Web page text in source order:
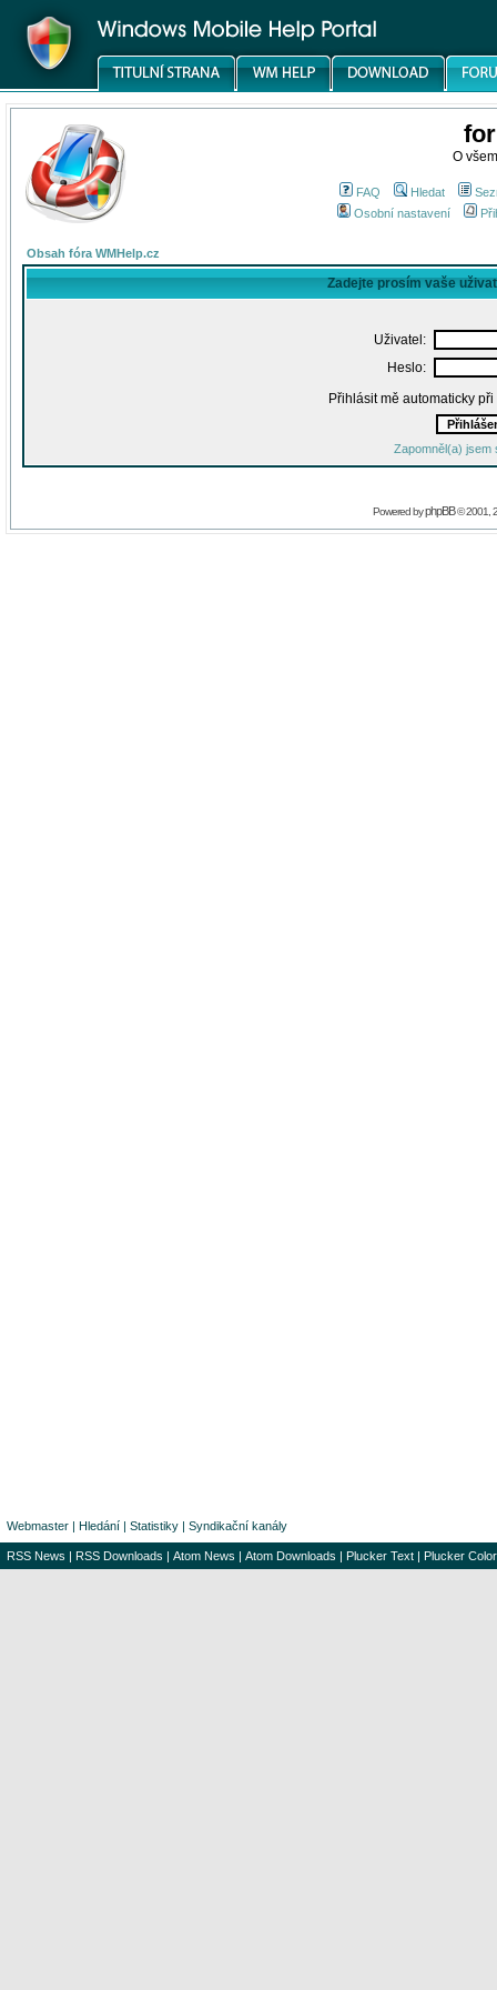
O
FAQ Hledat
Osobní nastavení
Obsah fóra WMHelp.cz
Zadejte prosím vaše
Uživatel:
Heslo:
Přihlásit mě automaticky
Zapomněl(a) jsem
Powered byphpBB© 2001,
Webmaster | Hledání | Statistiky | Syndikační kanály
RSS News | RSS Downloads | Atom News | Atom Downloads | Plucker Text | Plucker Color